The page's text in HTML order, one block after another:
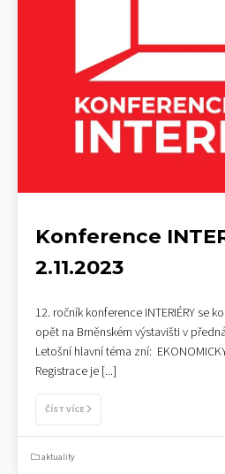
Konference
2.11.2023
12. ročník konference INTERIÉRY se
opět na Brněnském výstavišti v
Letošní hlavní téma zní:
Registrace je [...]
ČÍST VÍCE
aktuality